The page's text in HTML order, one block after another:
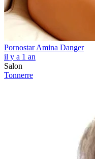
Pornostar Amina Danger
il y a 1 an
Salon
Tonnerre